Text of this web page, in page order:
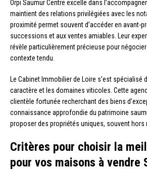
Orpi Saumur Centre excelle dans
maintient des relations privilégiées avec les
proximité permet souvent d’accéder en avant-
successions et aux ventes amiables. Leur
révèle particulièrement précieuse pour
contexte tendu.
Le Cabinet Immobilier de Loire s’est spécialisé
caractère et les domaines viticoles. Cette
clientèle fortunée recherchant des biens
connaissance approfondie du patrimoine
proposer des propriétés uniques, souvent hors
Critères pour choisir la
pour vos maisons à vendre